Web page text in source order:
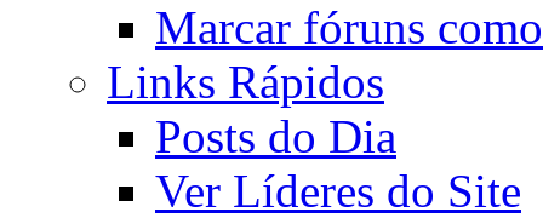
Marcar fóruns
Links Rápidos
Posts do Dia
Ver Líderes do Site